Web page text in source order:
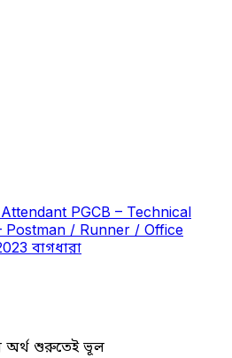
PGCB – Technical
Postman / Runner / Office
বাগধারা
অর্থ শুরুতেই ভূল